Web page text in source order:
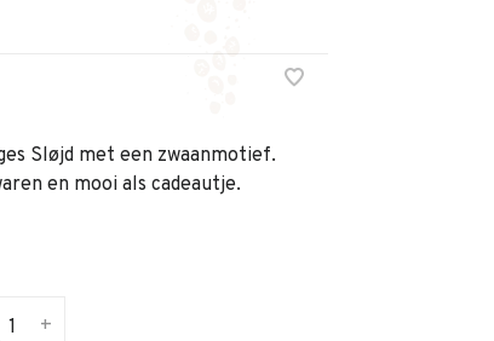
Sløjd met een zwaanmotief.
en mooi als cadeautje.
+